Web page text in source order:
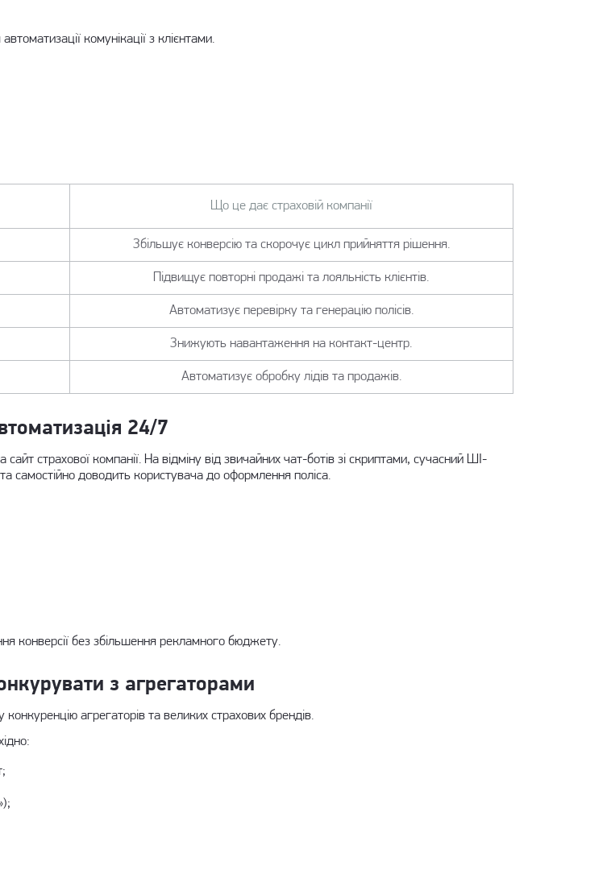
комунікації з клієнтами.
Що це дає страховій компанії
Збільшує конверсію та скорочує цикл прийняття рішення.
Підвищує повторні продажі та лояльність клієнтів.
Автоматизує перевірку та генерацію полісів.
Знижують навантаження на контакт-центр.
Автоматизує обробку лідів та продажів.
24/7
страхової компанії. На відміну від звичайних чат-ботів зі скриптами, сучасний ШІ-
самостійно доводить користувача до оформлення поліса.
конверсії без збільшення рекламного бюджету.
з агрегаторами
агрегаторів та великих страхових брендів.